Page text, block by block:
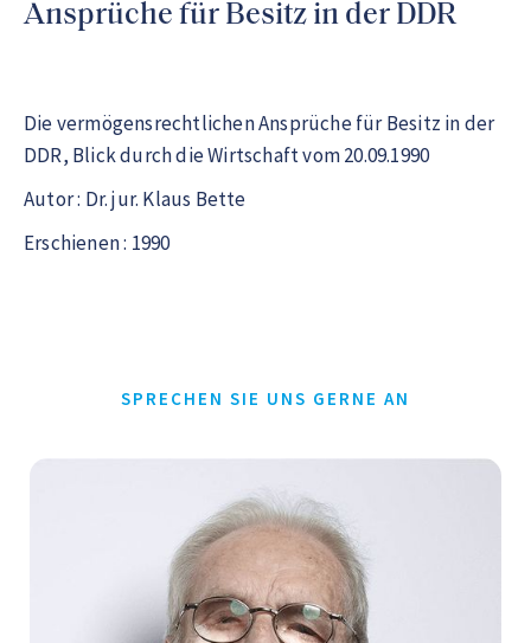
Ansprüche für Besitz in der DDR
Die vermögensrechtlichen Ansprüche für Besitz in der
DDR, Blick durch die Wirtschaft vom 20.09.1990
Autor : Dr. jur. Klaus Bette
Erschienen : 1990
SPRECHEN SIE UNS GERNE AN